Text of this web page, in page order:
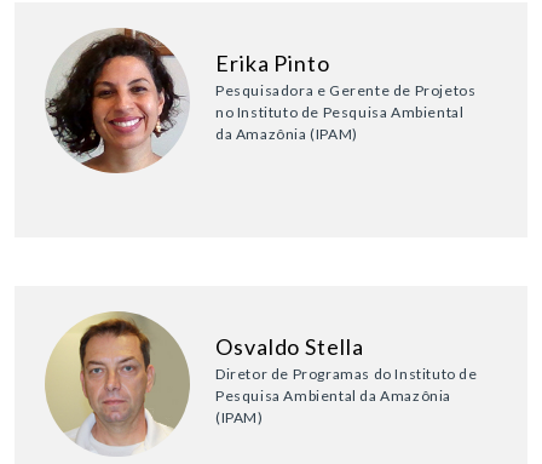
Erika Pinto
Pesquisadora e Gerente de Projetos
no Instituto de Pesquisa Ambiental
da Amazônia (IPAM)
Osvaldo Stella
Diretor de Programas do Instituto de
Pesquisa Ambiental da Amazônia
(IPAM)